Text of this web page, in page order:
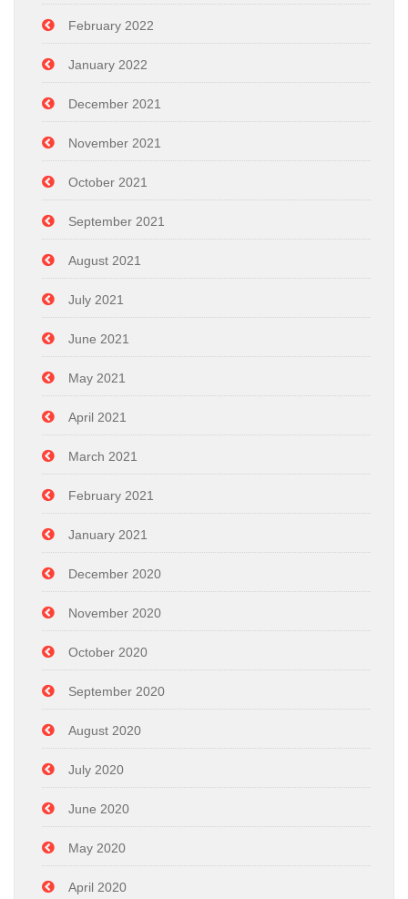
February 2022
January 2022
December 2021
November 2021
October 2021
September 2021
August 2021
July 2021
June 2021
May 2021
April 2021
March 2021
February 2021
January 2021
December 2020
November 2020
October 2020
September 2020
August 2020
July 2020
June 2020
May 2020
April 2020